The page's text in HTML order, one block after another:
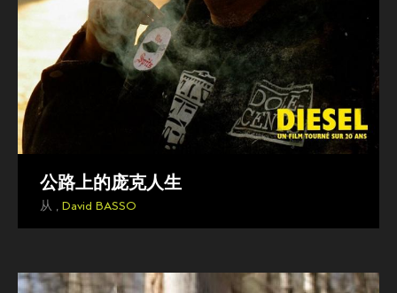
公路上的庞克人生
从 , David BASSO